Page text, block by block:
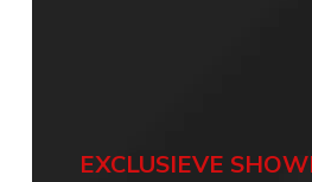
EXCLUSIEVE